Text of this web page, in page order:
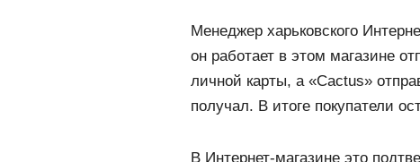
Менеджер харьковского
он работает в этом магазине
личной карты, а «Cactus»
получал. В итоге покупатели
В Интернет-магазине это